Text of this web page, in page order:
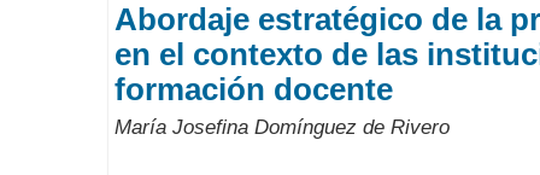
Abordaje estratégico de la
en el contexto de las
formación docente
María Josefina Domínguez de Rivero